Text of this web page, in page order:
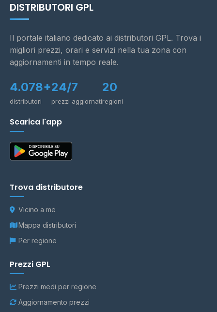
DISTRIBUTORI GPL
Il portale italiano dedicato ai distributori GPL. Trova i
migliori prezzi, orari e servizi nella tua zona con
aggiornamenti in tempo reale.
4.078+
distributori
24/7
prezzi aggiornati
20
regioni
Scarica l'app
Trova distributore
Vicino a me
Mappa distributori
Per regione
Prezzi GPL
Prezzi medi per regione
Aggiornamento prezzi